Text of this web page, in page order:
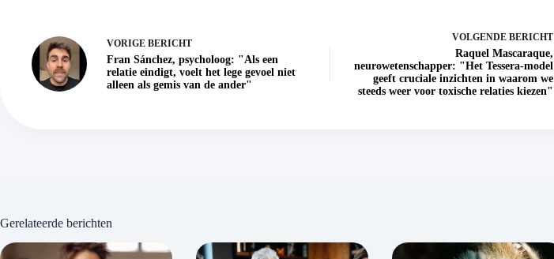
VORIGE BERICHT
Fran Sánchez, psycholoog: "Als een
relatie eindigt, voelt het lege gevoel niet
alleen als gemis van de ander"
VOLGENDE BERICHT
Raquel Mascaraque,
neurowetenschapper: "Het Tessera-model
geeft cruciale inzichten in waarom we
steeds weer voor toxische relaties kiezen"
Gerelateerde berichten